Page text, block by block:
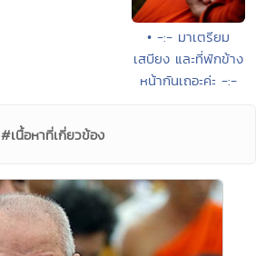
• -:- มาเตรียม
เสบียง และที่พักข้าง
หน้ากันเถอะค่ะ -:-
#เนื้อหาที่เกี่ยวข้อง